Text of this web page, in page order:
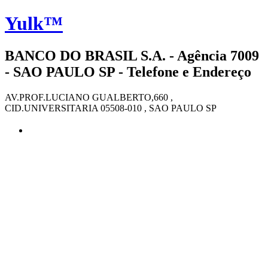
Yulk™
BANCO DO BRASIL S.A. - Agência 7009
- SAO PAULO SP - Telefone e Endereço
AV.PROF.LUCIANO GUALBERTO,660 ,
CID.UNIVERSITARIA 05508-010 , SAO PAULO SP